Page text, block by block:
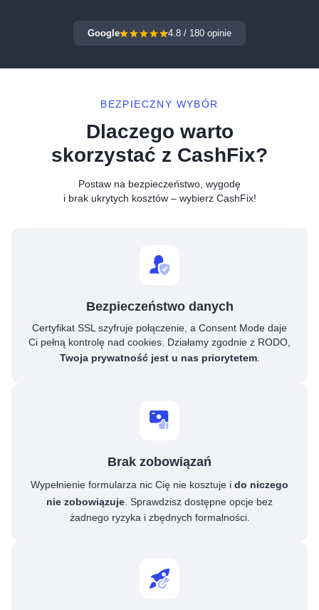
Google 4.8 / 180 opinie
BEZPIECZNY WYBÓR
Dlaczego warto
skorzystać z CashFix?
Postaw na bezpieczeństwo, wygodę
i brak ukrytych kosztów – wybierz CashFix!
Bezpieczeństwo danych
Certyfikat SSL szyfruje połączenie, a Consent Mode daje
Ci pełną kontrolę nad cookies. Działamy zgodnie z RODO,
Twoja prywatność jest u nas priorytetem.
Brak zobowiązań
Wypełnienie formularza nic Cię nie kosztuje i do niczego
nie zobowiązuje . Sprawdzisz dostępne opcje bez
żadnego ryzyka i zbędnych formalności.